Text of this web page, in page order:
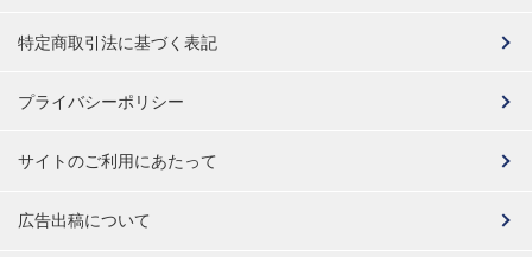
特定商取引法に基づく表記
プライバシーポリシー
サイトのご利用にあたって
広告出稿について